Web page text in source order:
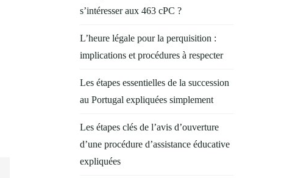
s’intéresser aux 463 cPC ?
L’heure légale pour la perquisition :
implications et procédures à respecter
Les étapes essentielles de la succession
au Portugal expliquées simplement
Les étapes clés de l’avis d’ouverture
d’une procédure d’assistance éducative
expliquées